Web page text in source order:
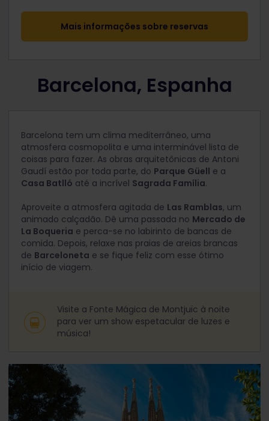
Mais informações sobre reservas
Barcelona, Espanha
Barcelona tem um clima mediterrâneo, uma
atmosfera cosmopolita e uma interminável lista de
coisas para fazer. As obras arquitetônicas de Antoni
Gaudí estão por toda parte, do Parque Güell e a
Casa Batlló até a incrível Sagrada Família.
Aproveite a atmosfera agitada de Las Ramblas, um
animado calçadão. Dê uma passada no Mercado de
La Boqueria e perca-se no labirinto de bancas de
comida. Depois, relaxe nas praias de areias brancas
de Barceloneta e se fique feliz com esse ótimo
início de viagem.
Visite a Fonte Mágica de Montjuïc à noite
para ver um show espetacular de luzes e
música!